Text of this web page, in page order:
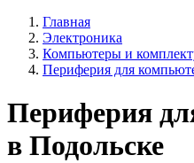
Главная
Электроника
Компьютеры и
Периферия для
Периферия
в Подольске